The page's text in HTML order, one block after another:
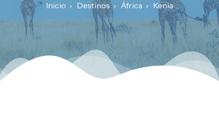
Inicio Destinos África Kenia